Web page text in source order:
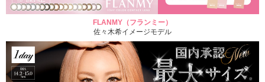
FLANMY（フランミー）
佐々木希イメージモデル